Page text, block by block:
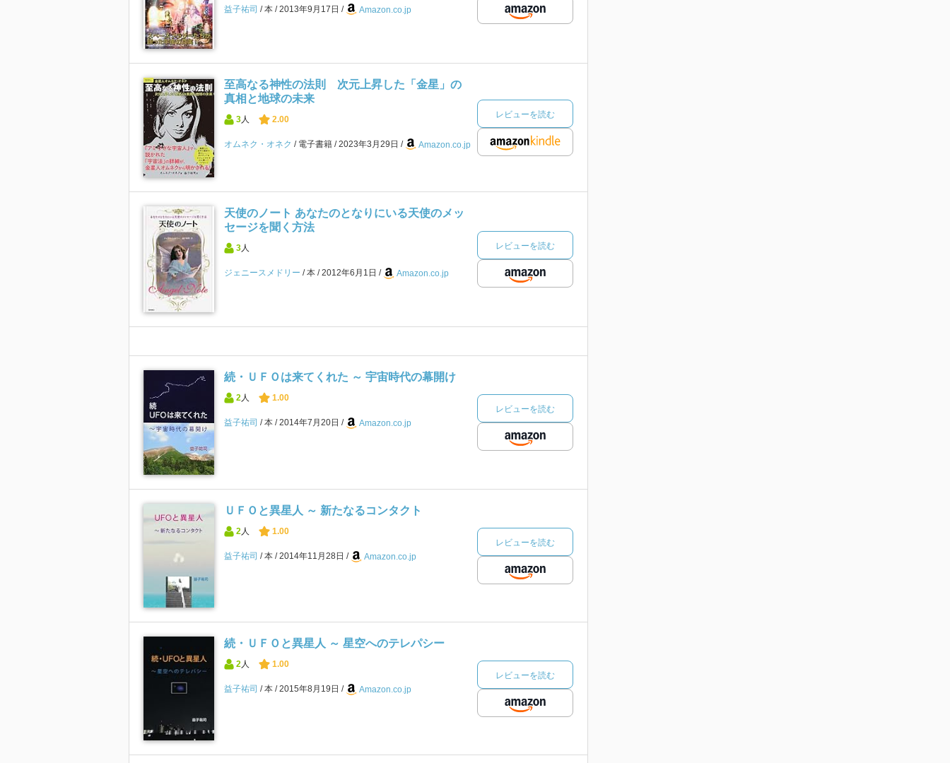
益子祐司 本 2013年9月17日 Amazon.co.jp
至高なる神性の法則 次元上昇した「金星」の
真相と地球の未来
3 人 2.00
オムネク・オネク 電子書籍 2023年3月29日 Amazon.co.jp
レビューを読む
天使のノート あなたのとなりにいる天使のメッ
セージを聞く方法
3人
ジェニースメドリー 本 2012年6月1日 Amazon.co.jp
レビューを読む
続・ＵＦＯは来てくれた ～ 宇宙時代の幕開け
2人 1.00
益子祐司 本 2014年7月20日 Amazon.co.jp
レビューを読む
ＵＦＯと異星人 ～ 新たなるコンタクト
2人 1.00
益子祐司 本 2014年11月28日 Amazon.co.jp
レビューを読む
続・ＵＦＯと異星人 ～ 星空へのテレパシー
2人 1.00
益子祐司 本 2015年8月19日 Amazon.co.jp
レビューを読む